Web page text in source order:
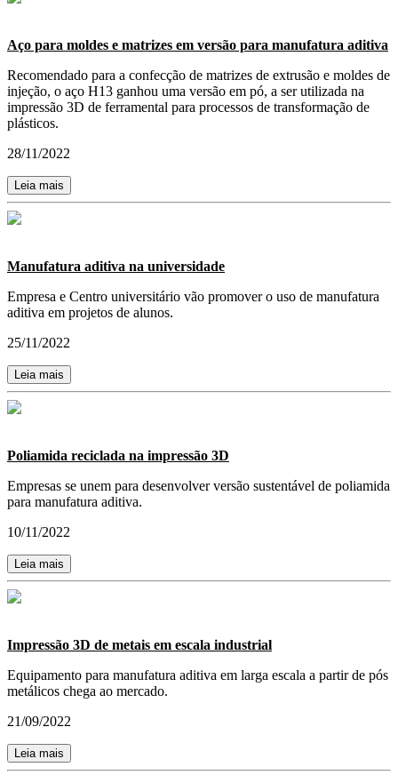
Aço para moldes e matrizes em versão para manufatura aditiva
Recomendado para a confecção de matrizes de extrusão e moldes de
injeção, o aço H13 ganhou uma versão em pó, a ser utilizada na
impressão 3D de ferramental para processos de transformação de
plásticos.
28/11/2022
Leia mais
Manufatura aditiva na universidade
Empresa e Centro universitário vão promover o uso de manufatura
aditiva em projetos de alunos.
25/11/2022
Leia mais
Poliamida reciclada na impressão 3D
Empresas se unem para desenvolver versão sustentável de poliamida
para manufatura aditiva.
10/11/2022
Leia mais
Impressão 3D de metais em escala industrial
Equipamento para manufatura aditiva em larga escala a partir de pós
metálicos chega ao mercado.
21/09/2022
Leia mais